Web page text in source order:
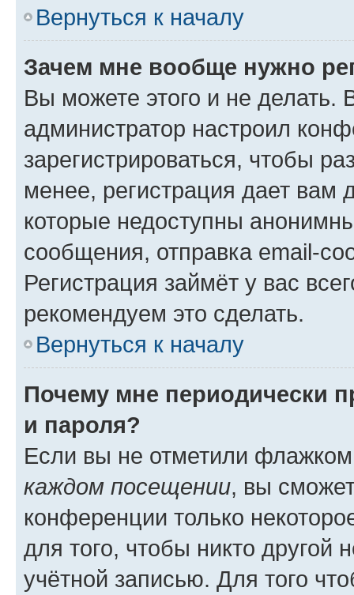
Вернуться к началу
Зачем мне вообще нужно
Вы можете этого и не делать.
администратор настроил
зарегистрироваться, чтобы
менее, регистрация дает вам
которые недоступны
сообщения, отправка email-
Регистрация займёт у вас
рекомендуем это сделать.
Вернуться к началу
Почему мне периодически
и пароля?
Если вы не отметили
каждом посещении, вы
конференции только
для того, чтобы никто другой
учётной записью. Для того